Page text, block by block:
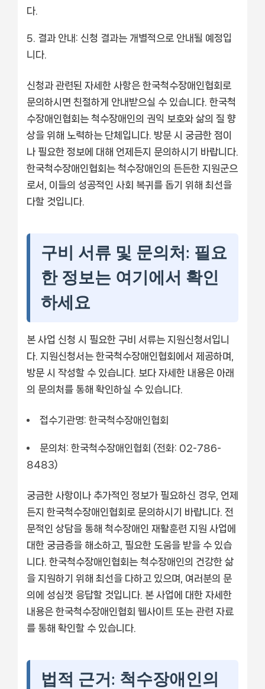
다.
결과 안내: 신청 결과는 개별적으로 안내될 예정입
니다.
신청과 관련된 자세한 사항은 한국척수장애인협회로
문의하시면 친절하게 안내받으실 수 있습니다. 한국척
수장애인협회는 척수장애인의 권익 보호와 삶의 질 향
상을 위해 노력하는 단체입니다. 방문 시 궁금한 점이
나 필요한 정보에 대해 언제든지 문의하시기 바랍니다.
한국척수장애인협회는 척수장애인의 든든한 지원군으
로서, 이들의 성공적인 사회 복귀를 돕기 위해 최선을
다할 것입니다.
구비 서류 및 문의처: 필요
한 정보는 여기에서 확인
하세요
본 사업 신청 시 필요한 구비 서류는 지원신청서입니
다. 지원신청서는 한국척수장애인협회에서 제공하며,
방문 시 작성할 수 있습니다. 보다 자세한 내용은 아래
의 문의처를 통해 확인하실 수 있습니다.
접수기관명: 한국척수장애인협회
문의처: 한국척수장애인협회 (전화: 02-786-
8483)
궁금한 사항이나 추가적인 정보가 필요하신 경우, 언제
든지 한국척수장애인협회로 문의하시기 바랍니다. 전
문적인 상담을 통해 척수장애인 재활훈련 지원 사업에
대한 궁금증을 해소하고, 필요한 도움을 받을 수 있습
니다. 한국척수장애인협회는 척수장애인의 건강한 삶
을 지원하기 위해 최선을 다하고 있으며, 여러분의 문
의에 성심껏 응답할 것입니다. 본 사업에 대한 자세한
내용은 한국척수장애인협회 웹사이트 또는 관련 자료
를 통해 확인할 수 있습니다.
법적 근거: 척수장애인의